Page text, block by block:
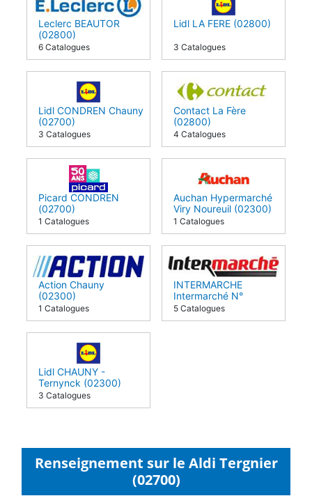
Leclerc BEAUTOR
(02800)
6 Catalogues
Lidl LA FERE (02800)
3 Catalogues
Lidl CONDREN Chauny
(02700)
3 Catalogues
Contact La Fère
(02800)
4 Catalogues
Picard CONDREN
(02700)
1 Catalogues
Auchan Hypermarché
Viry Noureuil (02300)
1 Catalogues
Action Chauny
(02300)
1 Catalogues
INTERMARCHE
Intermarché N°
PhytoPI00866
(02300)
5 Catalogues
Lidl CHAUNY -
Ternynck (02300)
3 Catalogues
Renseignement sur le Aldi Tergnier
(02700)